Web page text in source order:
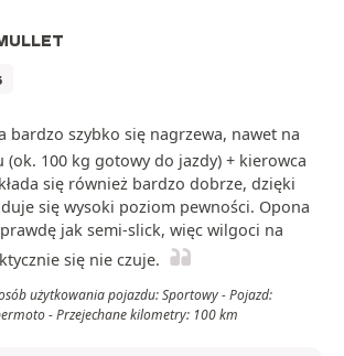
bardzo szybko się nagrzewa, nawet na
100 kg gotowy do jazdy) + kierowca
się również bardzo dobrze, dzięki
się wysoki poziom pewności. Opona
jak semi-slick, więc wilgoci na
się nie czuje.
użytkowania pojazdu: Sportowy - Pojazd:
- Przejechane kilometry: 100 km